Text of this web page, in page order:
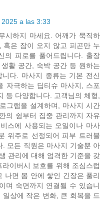
a las 3:33
시하지 마세요. 어깨가 묵직하
혹은 잠이 오지 않고 피곤만 누
의 피로를 풀어드립니다. 출장
활 공간, 숙박 공간 등 원하는
다. 마사지 종류는 기본 전신
자극하는 딥티슈 마사지, 스포
등 다양합니다. 고객님의 체형,
그램을 설계하며, 마사지 시간
의 쉼부터 집중 관리까지 자유
스에 사용되는 오일이나 마사
위주로 선정되어 피부 트러블
모든 직원은 마사지 기술뿐 아
관리에 대해 엄격한 기준을 갖
이버시 보호를 위해 조심스럽
나면 몸 안에 쌓인 긴장은 풀리
며 숙면까지 연결될 수 있습니
상에 작은 변화, 큰 회복을 드